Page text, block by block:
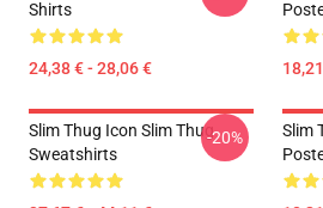
Shirts
24,38 € - 28,06 €
Slim Thug Icon Slim Thug
Sweatshirts
-20%
Slim